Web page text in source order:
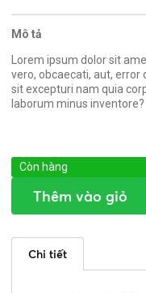
Mô tả
Lorem ipsum dolor sit
vero, obcaecati, aut,
sit excepturi nam quia
laborum minus inventore?
Còn hàng
Thêm vào giỏ
Chi tiết